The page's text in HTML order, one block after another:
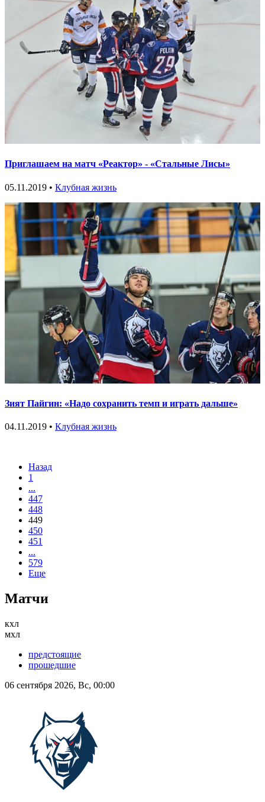
Приглашаем на матч «Реактор» - «Стальные Лисы»
05.11.2019 • Клубная жизнь
Зият Пайгин: «Надо сохранить темп и играть дальше»
04.11.2019 • Клубная жизнь
Назад
1
...
447
448
449
450
451
...
579
Еще
Матчи
кхл
мхл
предстоящие
прошедшие
06 сентября 2026, Вс, 00:00